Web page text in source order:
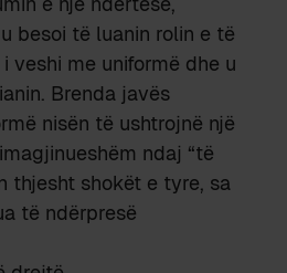
besoi të luanin rolin e të
veshi me uniformë dhe u
Brenda javës
nisën të ushtrojnë një
ndaj “të
thjesht shokët e tyre, sa
të ndërpresë